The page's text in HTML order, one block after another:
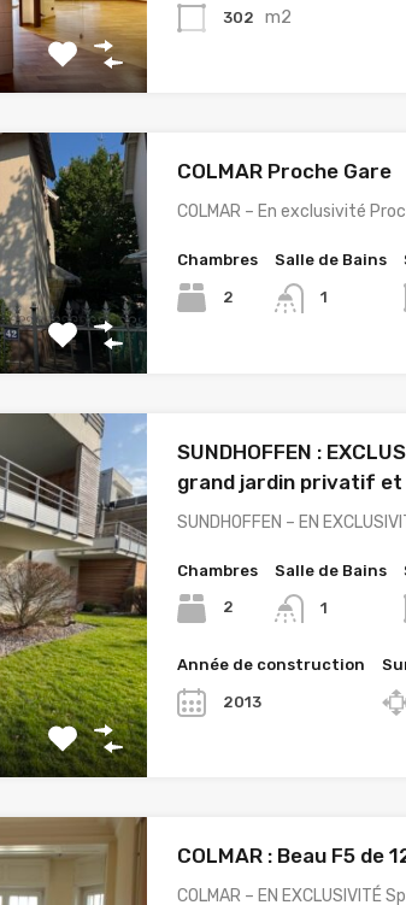
302 m2
COLMAR Proche Gare
COLMAR – En exclusivité
Chambres
2
Salle de Bains
1
SUNDHOFFEN :
grand jardin privatif
SUNDHOFFEN – EN
Chambres
2
Salle de Bains
1
Année de construction
2013
COLMAR : Beau F5 de
COLMAR – EN EXCLUSIVITÉ